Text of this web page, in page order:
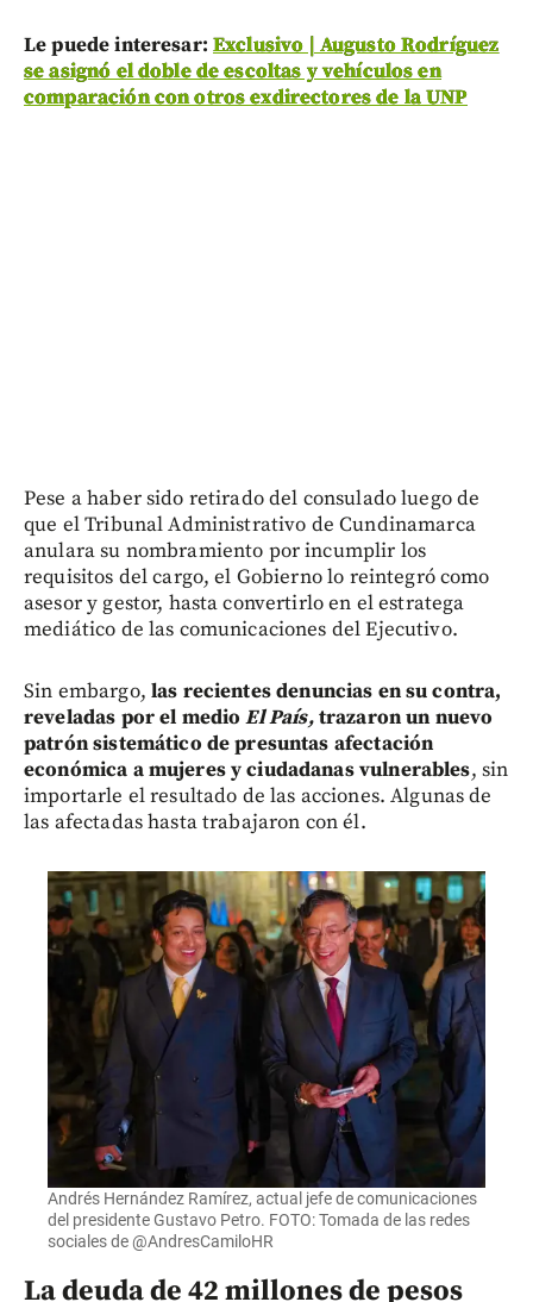
Le puede interesar: Exclusivo | Augusto Rodríguez
se asignó el doble de escoltas y vehículos en
comparación con otros exdirectores de la UNP
Pese a haber sido retirado del consulado luego de
que el Tribunal Administrativo de Cundinamarca
anulara su nombramiento por incumplir los
requisitos del cargo, el Gobierno lo reintegró como
asesor y gestor, hasta convertirlo en el estratega
mediático de las comunicaciones del Ejecutivo.
Sin embargo, las recientes denuncias en su contra,
reveladas por el medioEl País,trazaron un nuevo
patrón sistemático de presuntas afectación
económica a mujeres y ciudadanas vulnerables, sin
importarle el resultado de las acciones. Algunas de
las afectadas hasta trabajaron con él.
Andrés Hernández Ramírez, actual jefe de comunicaciones
del presidente Gustavo Petro. FOTO: Tomada de las redes
sociales de @AndresCamiloHR
La deuda de 42 millones de pesos